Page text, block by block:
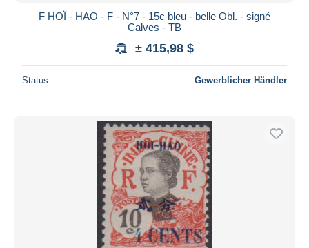
F HOÏ - HAO - F - N°7 - 15c bleu - belle Obl. - signé
Calves - TB
± 415,98 $
Status Gewerblicher Händler